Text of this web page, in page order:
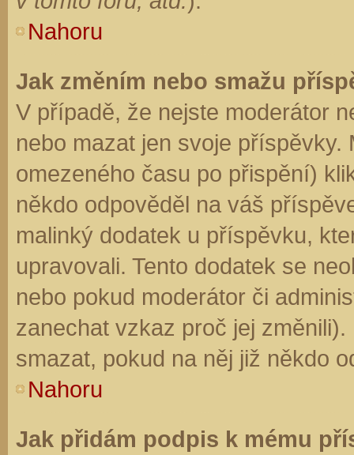
Nahoru
Jak změním nebo smažu
V případě, že nejste moderátor
nebo mazat jen svoje
omezeného času po přispění)
někdo odpověděl na váš
malinký dodatek u příspěvku,
upravovali. Tento dodatek se
nebo pokud moderátor či
zanechat vzkaz proč jej
smazat, pokud na něj již někdo
Nahoru
Jak přidám podpis k mému